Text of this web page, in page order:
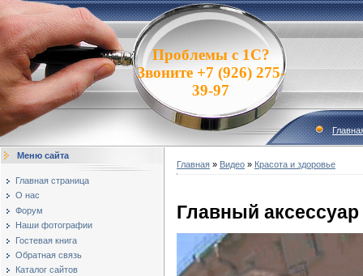
Проблемы с 1С?
Звоните +7 (926) 275-
39-97
Меню сайта
Главная страница
О нас
Форум
Наши фотографии
Гостевая книга
Обратная связь
Каталог сайтов
Главная » Видео » Красота и здоровье
Главный